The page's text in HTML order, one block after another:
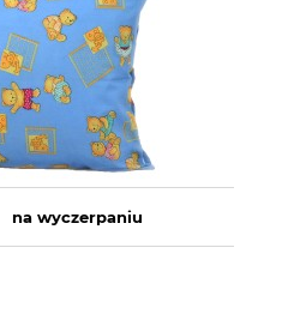
na wyczerpaniu